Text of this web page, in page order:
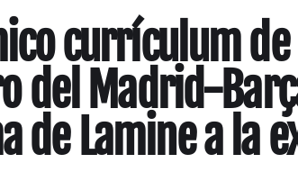
currículum
del Madrid-
de Lamine a la